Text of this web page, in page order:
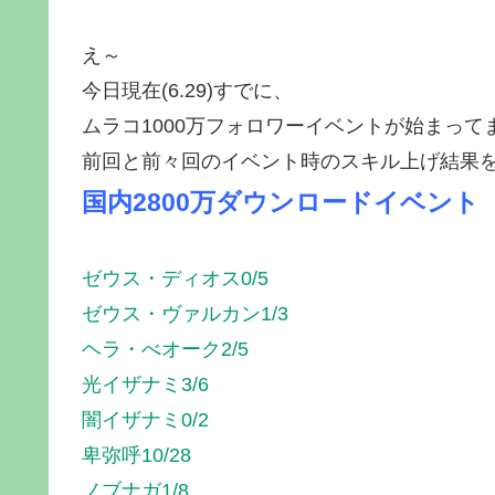
え～
今日現在(6.29)すでに、
ムラコ1000万フォロワーイベントが始まって
前回と前々回のイベント時のスキル上げ結果
国内2800万ダウンロードイベント
ゼウス・ディオス0/5
ゼウス・ヴァルカン1/3
ヘラ・べオーク2/5
光イザナミ3/6
闇イザナミ0/2
卑弥呼10/28
ノブナガ1/8